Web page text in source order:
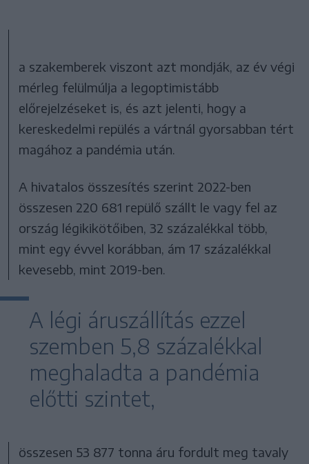
a szakemberek viszont azt mondják, az év végi
mérleg felülmúlja a legoptimistább
előrejelzéseket is, és azt jelenti, hogy a
kereskedelmi repülés a vártnál gyorsabban tért
magához a pandémia után.
A hivatalos összesítés szerint 2022-ben
összesen 220 681 repülő szállt le vagy fel az
ország légikikötőiben, 32 százalékkal több,
mint egy évvel korábban, ám 17 százalékkal
kevesebb, mint 2019-ben.
A légi áruszállítás ezzel
szemben 5,8 százalékkal
meghaladta a pandémia
előtti szintet,
összesen 53 877 tonna áru fordult meg tavaly